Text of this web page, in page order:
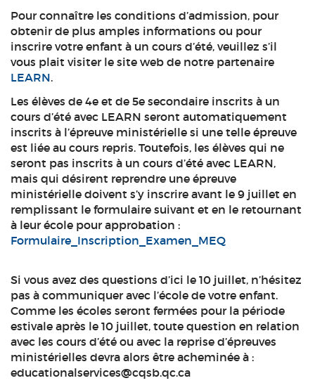
Pour connaître les conditions d’admission, pour
obtenir de plus amples informations ou pour
inscrire votre enfant à un cours d’été, veuillez s’il
vous plait visiter le site web de notre partenaire
LEARN.
Les élèves de 4e et de 5e secondaire inscrits à un
cours d’été avec LEARN seront automatiquement
inscrits à l’épreuve ministérielle si une telle épreuve
est liée au cours repris. Toutefois, les élèves qui ne
seront pas inscrits à un cours d’été avec LEARN,
mais qui désirent reprendre une épreuve
ministérielle doivent s’y inscrire avant le 9 juillet en
remplissant le formulaire suivant et en le retournant
à leur école pour approbation :
Formulaire_Inscription_Examen_MEQ
Si vous avez des questions d’ici le 10 juillet, n’hésitez
pas à communiquer avec l’école de votre enfant.
Comme les écoles seront fermées pour la période
estivale après le 10 juillet, toute question en relation
avec les cours d’été ou avec la reprise d’épreuves
ministérielles devra alors être acheminée à :
educationalservices@cqsb.qc.ca